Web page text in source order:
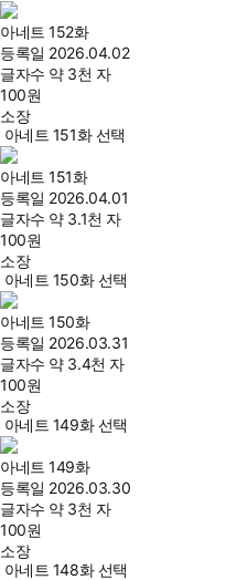
아네트 152화
등록일 2026.04.02
글자수 약 3천 자
100원
소장
아네트 151화 선택
아네트 151화
등록일 2026.04.01
글자수 약 3.1천 자
100원
소장
아네트 150화 선택
아네트 150화
등록일 2026.03.31
글자수 약 3.4천 자
100원
소장
아네트 149화 선택
아네트 149화
등록일 2026.03.30
글자수 약 3천 자
100원
소장
아네트 148화 선택